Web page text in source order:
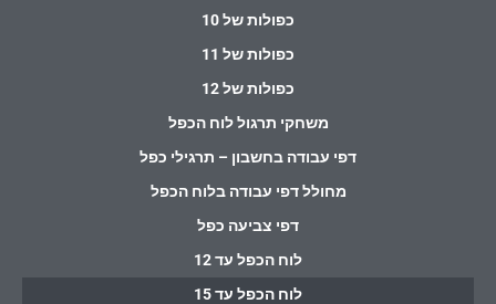
כפולות של 10
כפולות של 11
כפולות של 12
משחקי תרגול לוח הכפל
דפי עבודה בחשבון – תרגילי כפל
מחולל דפי עבודה בלוח הכפל
דפי צביעה כפל
לוח הכפל עד 12
לוח הכפל עד 15